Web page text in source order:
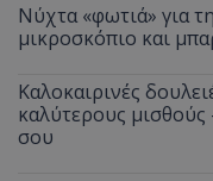
Νύχτα «φωτιά» για
μικροσκόπιο και
Καλοκαιρινές
καλύτερους
σου